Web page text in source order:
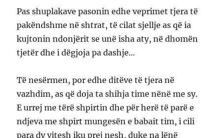
Pas shuplakave pasonin edhe veprimet tjera të
pakëndshme në shtrat, të cilat sjellje as që ia
kujtonin ndonjërit se unë isha aty, në dhomën
tjetër dhe i dëgjoja pa dashje…
Të nesërmen, por edhe ditëve të tjera në
vazhdim, as që doja ta shihja time nënë me sy.
E urrej me tërë shpirtin dhe për herë të parë e
ndjeva me shpirt mungesën e babait tim, i cili
para dy vitesh iku prej nesh, duke na lënë